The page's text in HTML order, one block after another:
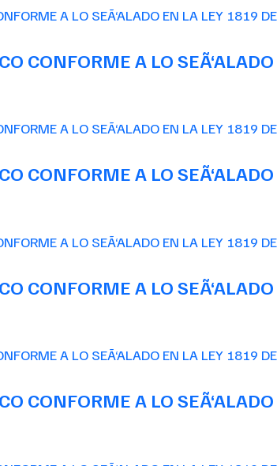
CONFORME A LO
CONFORME A LO
CONFORME A LO
CONFORME A LO